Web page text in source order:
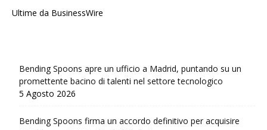
Ultime da BusinessWire
Bending Spoons apre un ufficio a Madrid, puntando su un
promettente bacino di talenti nel settore tecnologico
5 Agosto 2026
Bending Spoons firma un accordo definitivo per acquisire